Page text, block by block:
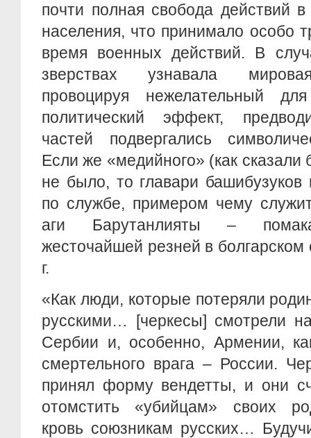
почти полная свобода действий
населения, что принимало особо
время военных действий. В
зверствах узнавала
провоцируя нежелательный
политический эффект,
частей подвергались
Если же «медийного» (как сказали
не было, то главари
по службе, примером чему
аги Барутанлияты –
жесточайшей резней в болгарском
г.
«Как люди, которые потеряли
русскими… [черкесы] смотрели
Сербии и, особенно, Армении,
смертельного врага – России.
принял форму вендетты, и они
отомстить «убийцам» своих
кровь союзникам русских…